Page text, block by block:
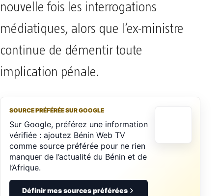
nouvelle fois les interrogations
médiatiques, alors que l’ex-ministre
continue de démentir toute
implication pénale.
SOURCE PRÉFÉRÉE SUR GOOGLE
Sur Google, préférez une information
vérifiée : ajoutez Bénin Web TV
comme source préférée pour ne rien
manquer de l’actualité du Bénin et de
l’Afrique.
Définir mes sources préférées